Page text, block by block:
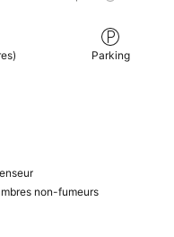
Parking
non-fumeurs